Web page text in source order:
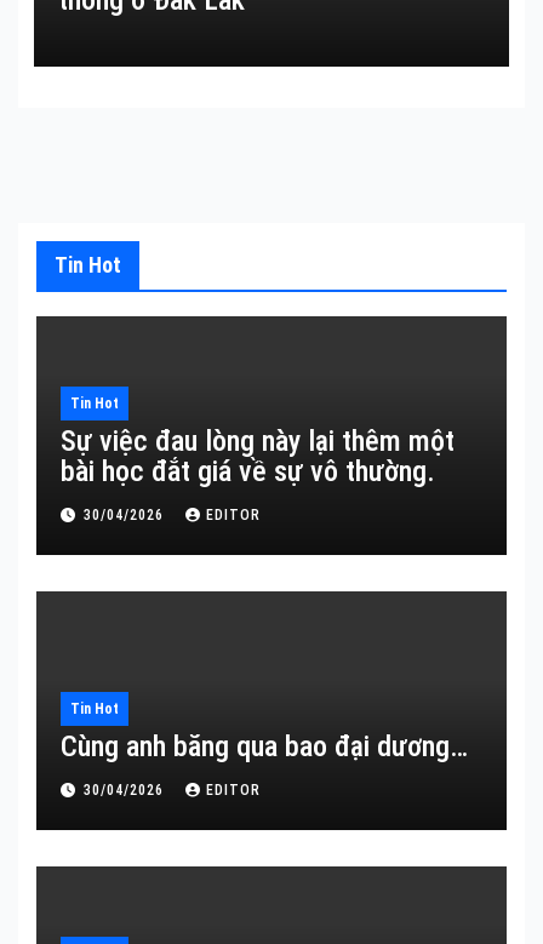
Tin Hot
Tin Hot
Sự việc đau lòng này lại thêm một
bài học đắt giá về sự vô thường.
30/04/2026 EDITOR
Tin Hot
Cùng anh băng qua bao đại dương…
30/04/2026 EDITOR